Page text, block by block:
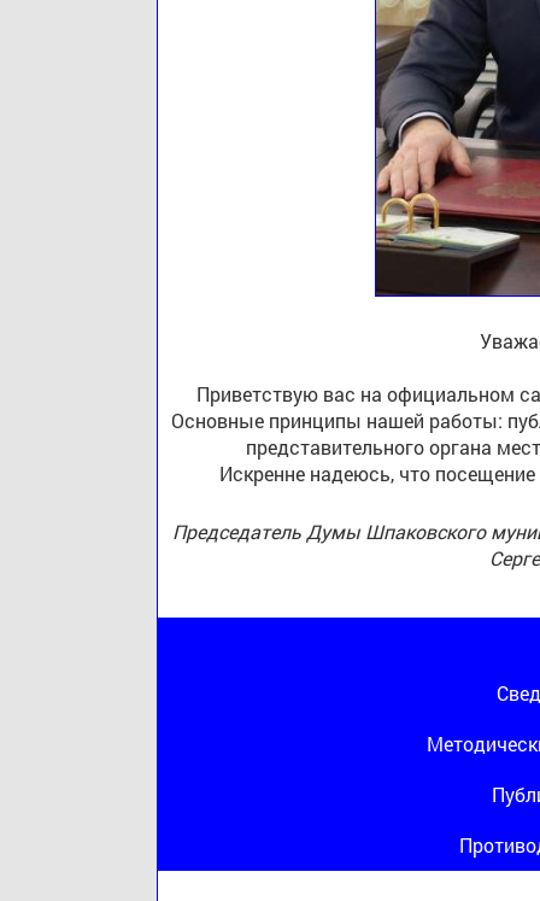
Приветствую вас на официальном
Основные принципы нашей работы:
представительного органа
Искренне надеюсь, что
Председатель Думы Шпаковского